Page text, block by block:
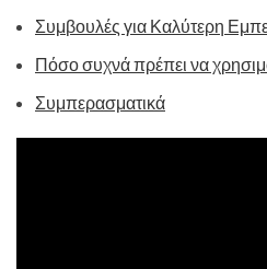
Συμβουλές για Καλύτερη
Πόσο συχνά πρέπει να
Συμπερασματικά